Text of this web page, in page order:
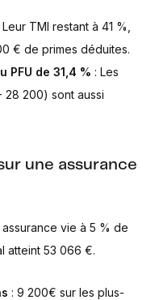
Leur TMI restant à 41 %,
€ de primes déduites.
PFU de 31,4 % : Les
28 200) sont aussi
une assurance
vie à 5 % de
atteint 53 066 €.
: 9 200€ sur les plus-